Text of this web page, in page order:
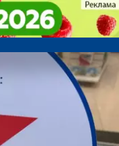
расширить
карты
расширить
картыпо